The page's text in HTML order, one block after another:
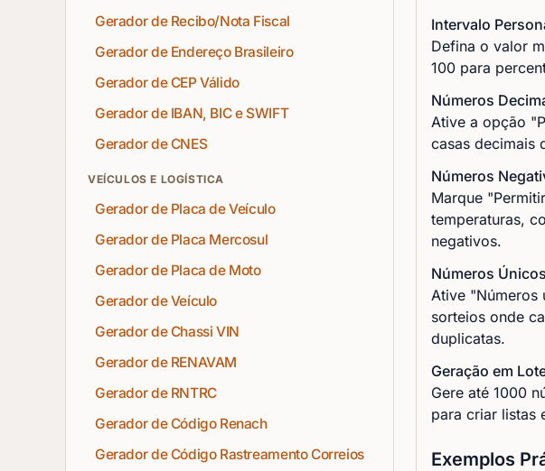
Gerador de Recibo/Nota Fiscal
Gerador de Endereço Brasileiro
Gerador de CEP Válido
Gerador de IBAN, BIC e SWIFT
Gerador de CNES
VEÍCULOS E LOGÍSTICA
Gerador de Placa de Veículo
Gerador de Placa Mercosul
Gerador de Placa de Moto
Gerador de Veículo
Gerador de Chassi VIN
Gerador de RENAVAM
Gerador de RNTRC
Gerador de Código Renach
Gerador de Código Rastreamento Correios
Intervalo
Defina o valor
100 para
Números
Ative a opção
casas decimais
Números
Marque
temperaturas,
negativos.
Números Únicos
Ative "Números
sorteios onde
duplicatas.
Geração em
Gere até 1000
para criar listas
Exemplos